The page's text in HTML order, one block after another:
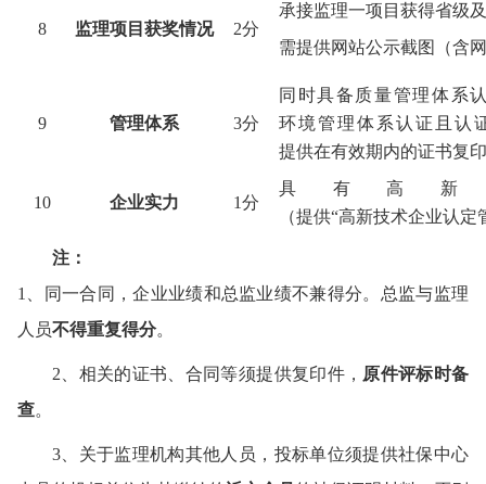
8 监理项目获奖情况 2分
承接监理一项目获得省级
需提供网站公示截图（含
9 管理体系 3分
同时具备质量管理体系
环境管理体系认证且认
提供在有效期内的证书复
10 企业实力 1分
具有高
（提供“高新技术企业认
注：
1、同一合同，企业业绩和总监业绩不兼得分。总监与监理
人员不得重复得分。
2、相关的证书、合同等须提供复印件， 原件评标时备
查。
3、关于监理机构其他人员，投标单位须提供社保中心